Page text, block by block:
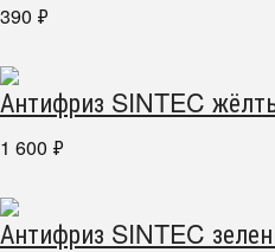
390 ₽
Антифриз SINTEC
1 600 ₽
Антифриз SINTEC